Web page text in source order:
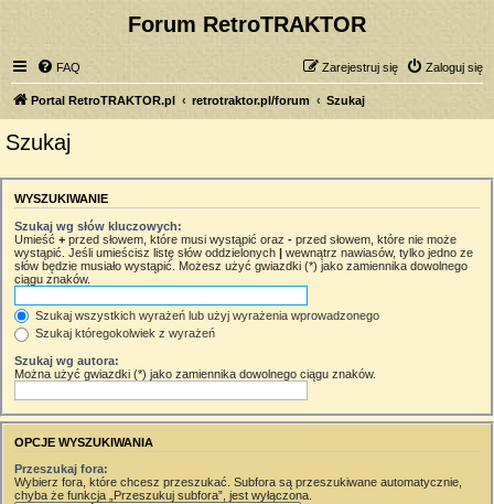
Forum RetroTRAKTOR
FAQ Zaloguj się
Zarejestruj się
Portal RetroTRAKTOR.pl retrotraktor.pl/forum Szukaj
Szukaj
WYSZUKIWANIE
Szukaj wg słów kluczowych:
Umieść + przed słowem, które musi wystąpić oraz - przed słowem, które nie może
wystąpić. Jeśli umieścisz listę słów oddzielonych | wewnątrz nawiasów, tylko jedno ze
słów będzie musiało wystąpić. Możesz użyć gwiazdki (*) jako zamiennika dowolnego
ciągu znaków.
Szukaj wszystkich wyrażeń lub użyj wyrażenia wprowadzonego
Szukaj któregokolwiek z wyrażeń
Szukaj wg autora:
Można użyć gwiazdki (*) jako zamiennika dowolnego ciągu znaków.
OPCJE WYSZUKIWANIA
Przeszukaj fora:
Wybierz fora, które chcesz przeszukać. Subfora są przeszukiwane automatycznie,
chyba że funkcja „Przeszukuj subfora”, jest wyłączona.